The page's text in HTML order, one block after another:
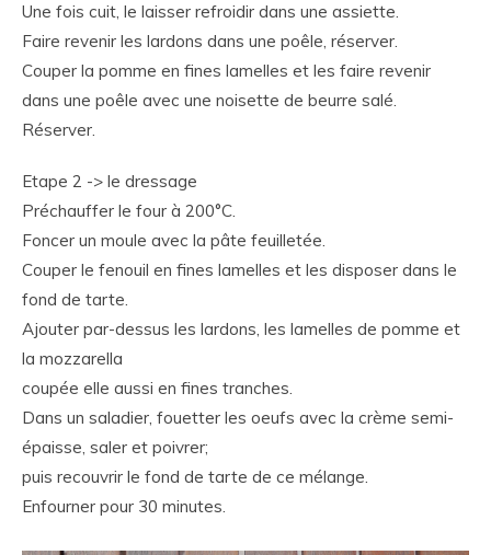
Une fois cuit, le laisser refroidir dans une assiette.
Faire revenir les lardons dans une poêle, réserver.
Couper la pomme en fines lamelles et les faire revenir
dans une poêle avec une noisette de beurre salé.
Réserver.
Etape 2 -> le dressage
Préchauffer le four à 200°C.
Foncer un moule avec la pâte feuilletée.
Couper le fenouil en fines lamelles et les disposer dans le
fond de tarte.
Ajouter par-dessus les lardons, les lamelles de pomme et
la mozzarella
coupée elle aussi en fines tranches.
Dans un saladier, fouetter les oeufs avec la crème semi-
épaisse, saler et poivrer;
puis recouvrir le fond de tarte de ce mélange.
Enfourner pour 30 minutes.